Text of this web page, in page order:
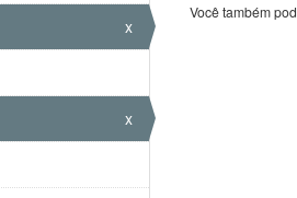
x
x
Você também